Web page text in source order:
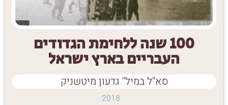
100 שנה ללחימת הגדודים
העבריים בארץ ישראל
סא''ל במיל'' גדעון מיטשניק
2018